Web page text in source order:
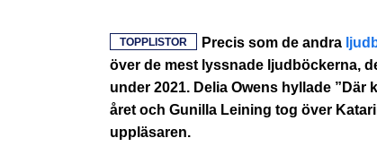
TOPPLISTOR Precis som de andra
över de mest lyssnade ljudböckerna,
under 2021. Delia Owens hyllade
året och Gunilla Leining tog över
uppläsaren.